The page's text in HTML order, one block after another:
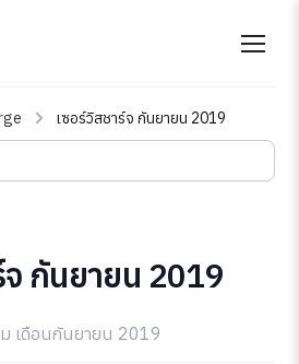
เซอร์วิสชาร์จ กันยายน 2019
จ กันยายน 2019
เดือนกันยายน 2019